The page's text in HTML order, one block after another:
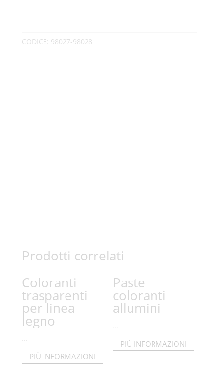
CODICE: 98027-98028
Prodotti correlati
Coloranti
trasparenti
per linea
legno
PIÙ INFORMAZIONI
Paste
coloranti
allumini
PIÙ INFORMAZIONI